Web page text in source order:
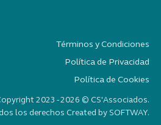
Términos y Condiciones
Política de Privacidad
Política de Cookies
2023 - 2026 © CS'Associados.
los derechos Created by SOFTWAY.